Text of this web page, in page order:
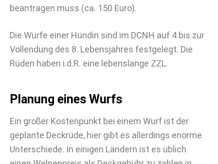
beantragen muss (ca. 150 Euro).
Die Würfe einer Hündin sind im DCNH auf 4 bis zur
Vollendung des 8. Lebensjahres festgelegt. Die
Rüden haben i.d.R. eine lebenslange ZZL.
Planung eines Wurfs
Ein großer Kostenpunkt bei einem Wurf ist der
geplante Deckrüde, hier gibt es allerdings enorme
Unterschiede. In einigen Ländern ist es üblich